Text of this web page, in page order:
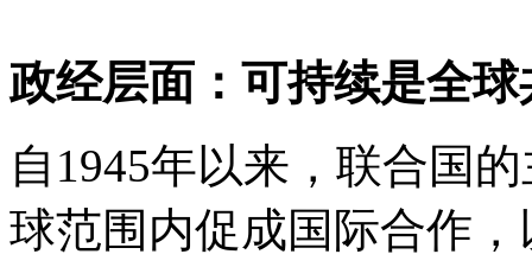
政经层面：可持续是全球
自 1945年以来，联合国
球范围内促成国际合作